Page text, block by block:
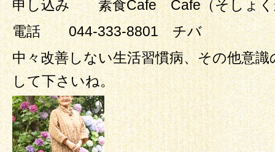
申し込み 素食Cafe Cafe（そしょく
電話 044-333-8801 チバ
中々改善しない生活習慣病、その他意
して下さいね。